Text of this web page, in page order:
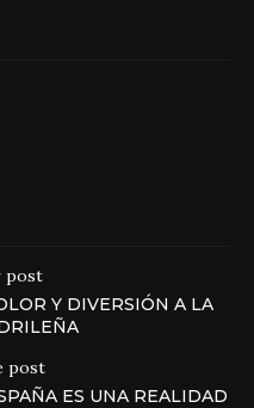
post
Y DIVERSIÓN A LA
post
ES UNA REALIDAD